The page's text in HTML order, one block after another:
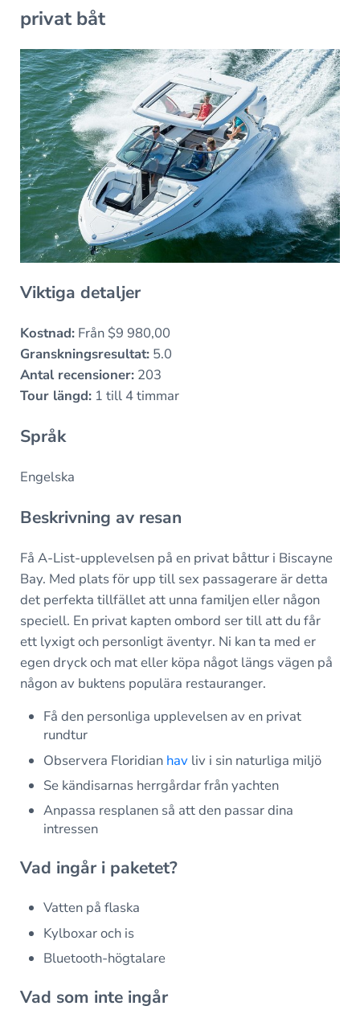
privat båt
Viktiga detaljer
Kostnad:Från $9 980,00
Granskningsresultat:5.0
Antal recensioner:203
Tour längd:1 till 4 timmar
Språk
Engelska
Beskrivning av resan
Få A-List-upplevelsen på en privat båttur i Biscayne
Bay. Med plats för upp till sex passagerare är detta
det perfekta tillfället att unna familjen eller någon
speciell. En privat kapten ombord ser till att du får
ett lyxigt och personligt äventyr. Ni kan ta med er
egen dryck och mat eller köpa något längs vägen på
någon av buktens populära restauranger.
Få den personliga upplevelsen av en privat
rundtur
Observera Floridian hav liv i sin naturliga miljö
Se kändisarnas herrgårdar från yachten
Anpassa resplanen så att den passar dina
intressen
Vad ingår i paketet?
Vatten på flaska
Kylboxar och is
Bluetooth-högtalare
Vad som inte ingår